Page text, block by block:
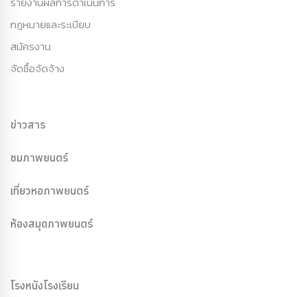
กฏหมายและระเบียบ
สมัครงาน
จัดซื้อจัดจ้าง
ข่าวสาร
ชมภาพยนตร์
เที่ยวหอภาพยนตร์
ห้องสมุดภาพยนตร์
โรงหนังโรงเรียน